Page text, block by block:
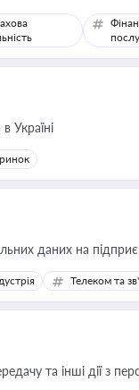
Україні
даних на
Телеком та
та інші дії з